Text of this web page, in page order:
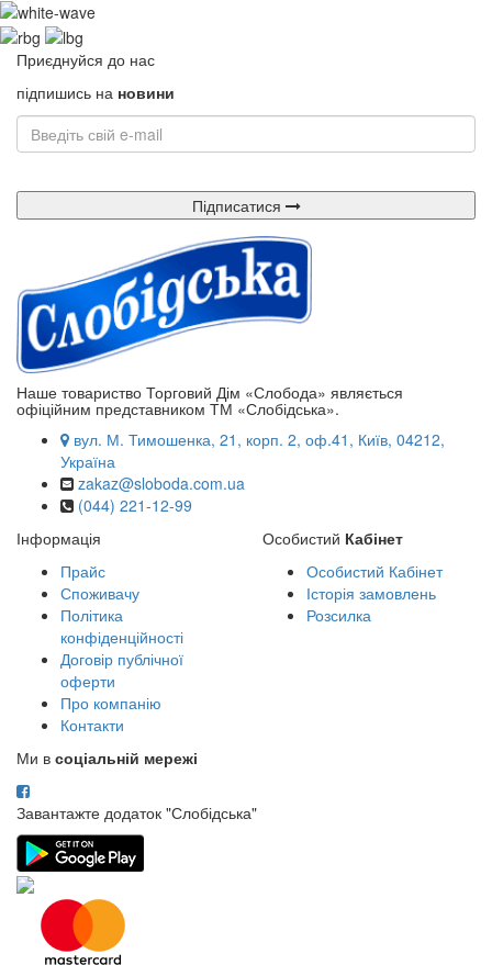
Приєднуйся до нас
підпишись на новини
Підписатися
Наше товариство Торговий Дім «Слобода» являється
офіційним представником ТМ «Слобідська».
вул. М. Тимошенка, 21, корп. 2, оф.41, Київ, 04212,
Україна
zakaz@sloboda.com.ua
(044) 221-12-99
Інформація
Прайс
Споживачу
Політика
конфіденційності
Договір публічної
оферти
Про компанію
Контакти
Особистий Кабінет
Особистий Кабінет
Історія замовлень
Розсилка
Ми в соціальній мережі
Завантажте додаток "Слобідська"